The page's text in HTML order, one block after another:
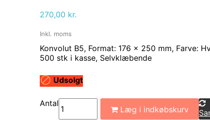
270,00 kr.
Inkl. moms
Konvolut B5, Format: 176 x 250 mm, Farve:
500 stk i kasse, Selvklæbende
 Udsolgt
Antal
Læg i indkøbskurv